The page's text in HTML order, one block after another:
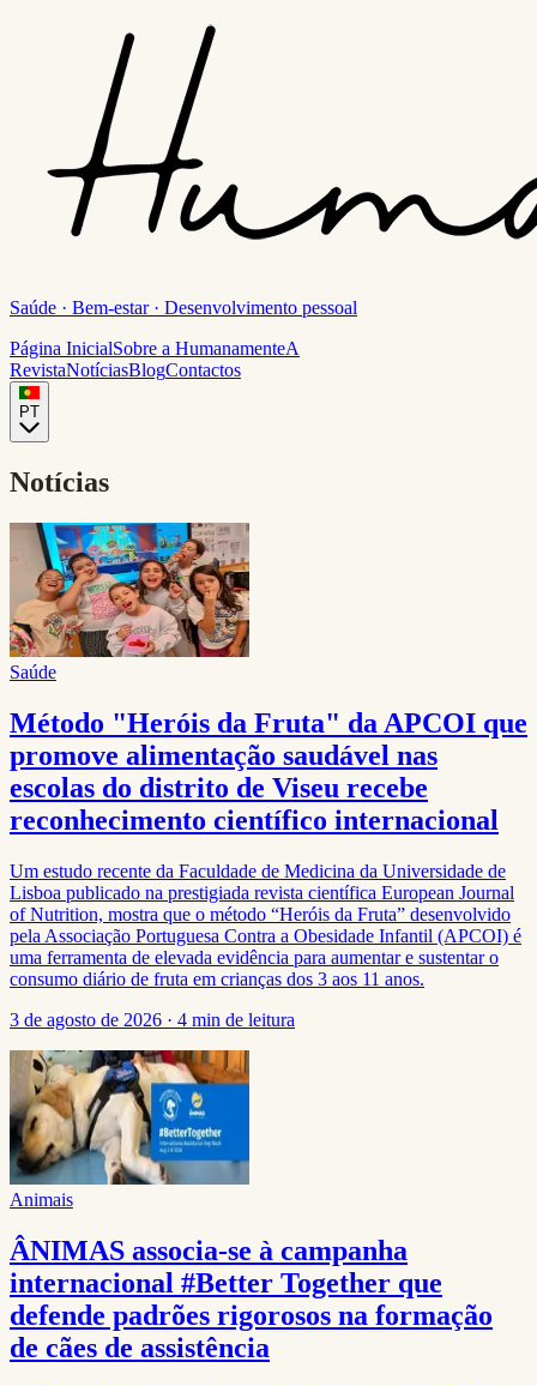
Saúde · Bem-estar · Desenvolvimento pessoal
Página InicialSobre a HumanamenteA
RevistaNotíciasBlogContactos
PT
Notícias
Saúde
Método "Heróis da Fruta" da APCOI que
promove alimentação saudável nas
escolas do distrito de Viseu recebe
reconhecimento científico internacional
Um estudo recente da Faculdade de Medicina da Universidade de
Lisboa publicado na prestigiada revista científica European Journal
of Nutrition, mostra que o método “Heróis da Fruta” desenvolvido
pela Associação Portuguesa Contra a Obesidade Infantil (APCOI) é
uma ferramenta de elevada evidência para aumentar e sustentar o
consumo diário de fruta em crianças dos 3 aos 11 anos.
3 de agosto de 2026 · 4 min de leitura
Animais
ÂNIMAS associa-se à campanha
internacional #Better Together que
defende padrões rigorosos na formação
de cães de assistência